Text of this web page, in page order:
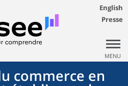
English
Presse
MENU
commerce en